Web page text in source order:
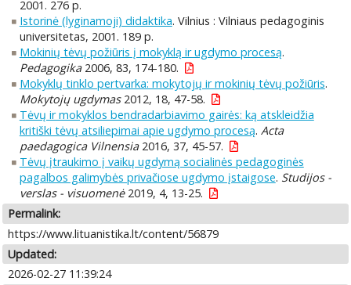
2001. 276 p.
Istorinė (lyginamoji) didaktika. Vilnius : Vilniaus pedagoginis
universitetas, 2001. 189 p.
Mokinių tėvų požiūris į mokyklą ir ugdymo procesą.
Pedagogika2006, 83, 174-180.
Mokyklų tinklo pertvarka: mokytojų ir mokinių tėvų požiūris.
Mokytojų ugdymas2012, 18, 47-58.
Tėvų ir mokyklos bendradarbiavimo gairės: ką atskleidžia
kritiški tėvų atsiliepimai apie ugdymo procesą. Acta
paedagogica Vilnensia2016, 37, 45-57.
Tėvų įtraukimo į vaikų ugdymą socialinės pedagoginės
pagalbos galimybės privačiose ugdymo įstaigose. Studijos -
verslas - visuomenė2019, 4, 13-25.
Permalink:
https://www.lituanistika.lt/content/56879
Updated:
2026-02-27 11:39:24